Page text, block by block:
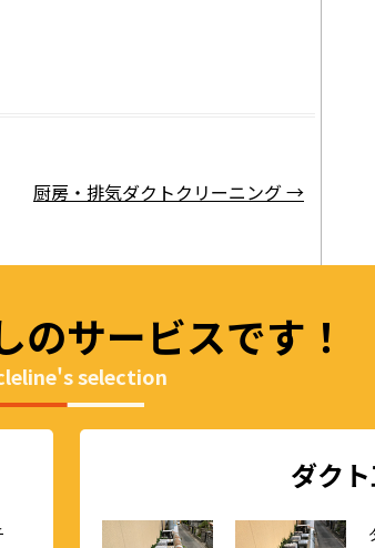
厨房・排気ダクトクリーニング→
のサービスです！
selection
ダク